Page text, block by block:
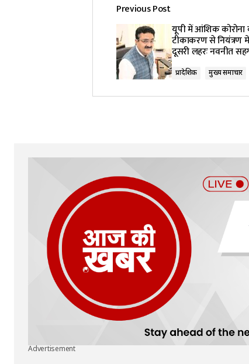
Previous Post
यूपी में आंशिक कोरोना
टीकाकरण से
दूसरी लहरः नवनीत
प्रादेशिक मुख्य समाचार
Advertisement